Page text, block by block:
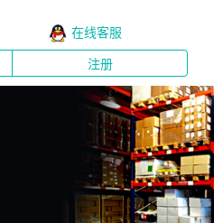
注册
在线客服